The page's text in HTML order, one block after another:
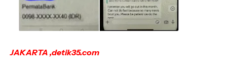
JAKARTA ,detik35.com